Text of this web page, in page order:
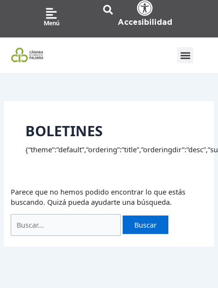
Menú Accesibilidad
BOLETINES
Parece que no hemos podido encontrar lo que estás
buscando. Quizá pueda ayudarte una búsqueda.